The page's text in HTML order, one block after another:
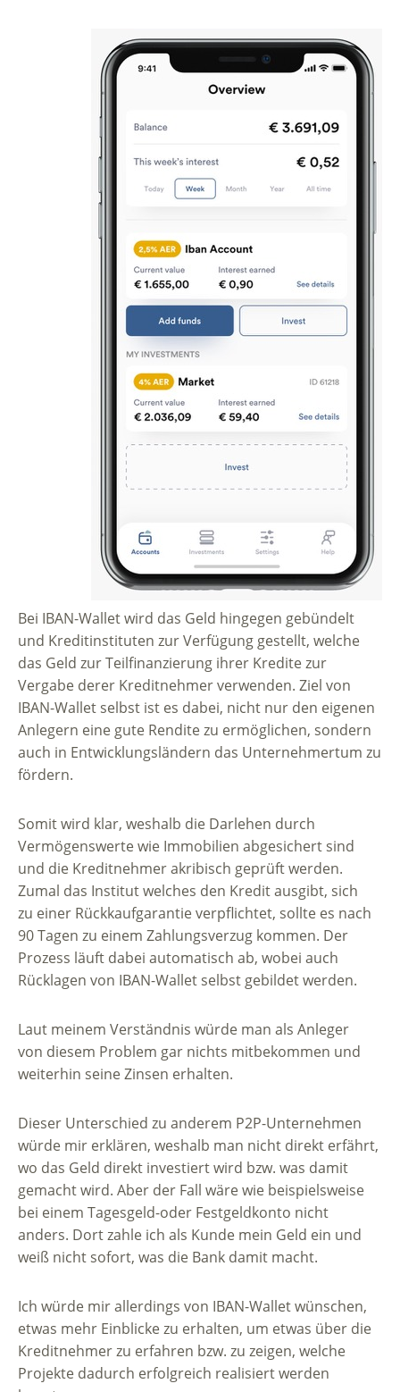
Bei IBAN-Wallet wird das Geld hingegen gebündelt
und Kreditinstituten zur Verfügung gestellt, welche
das Geld zur Teilfinanzierung ihrer Kredite zur
Vergabe derer Kreditnehmer verwenden. Ziel von
IBAN-Wallet selbst ist es dabei, nicht nur den eigenen
Anlegern eine gute Rendite zu ermöglichen, sondern
auch in Entwicklungsländern das Unternehmertum zu
fördern.
Somit wird klar, weshalb die Darlehen durch
Vermögenswerte wie Immobilien abgesichert sind
und die Kreditnehmer akribisch geprüft werden.
Zumal das Institut welches den Kredit ausgibt, sich
zu einer Rückkaufgarantie verpflichtet, sollte es nach
90 Tagen zu einem Zahlungsverzug kommen. Der
Prozess läuft dabei automatisch ab, wobei auch
Rücklagen von IBAN-Wallet selbst gebildet werden.
Laut meinem Verständnis würde man als Anleger
von diesem Problem gar nichts mitbekommen und
weiterhin seine Zinsen erhalten.
Dieser Unterschied zu anderem P2P-Unternehmen
würde mir erklären, weshalb man nicht direkt erfährt,
wo das Geld direkt investiert wird bzw. was damit
gemacht wird. Aber der Fall wäre wie beispielsweise
bei einem Tagesgeld-oder Festgeldkonto nicht
anders. Dort zahle ich als Kunde mein Geld ein und
weiß nicht sofort, was die Bank damit macht.
Ich würde mir allerdings von IBAN-Wallet wünschen,
etwas mehr Einblicke zu erhalten, um etwas über die
Kreditnehmer zu erfahren bzw. zu zeigen, welche
Projekte dadurch erfolgreich realisiert werden